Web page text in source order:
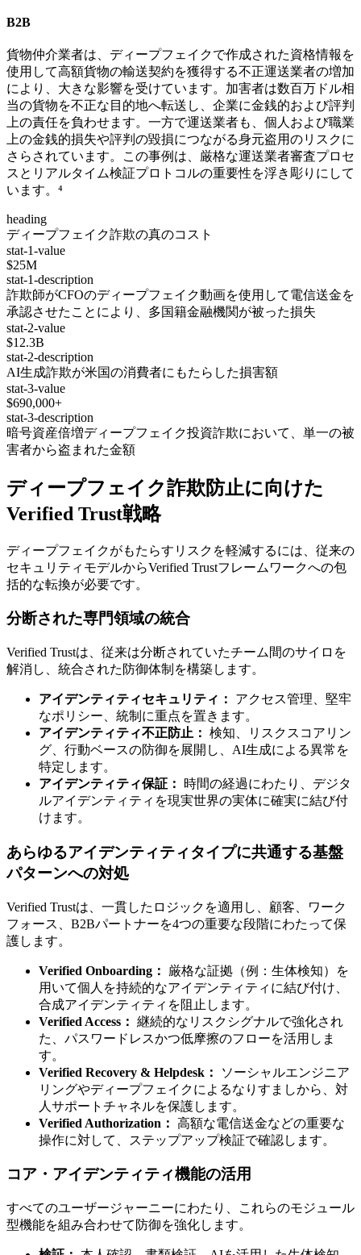
B2B
貨物仲介業者は、ディープフェイクで作成された資格情報を
使用して高額貨物の輸送契約を獲得する不正運送業者の増加
により、大きな影響を受けています。加害者は数百万ドル相
当の貨物を不正な目的地へ転送し、企業に金銭的および評判
上の責任を負わせます。一方で運送業者も、個人および職業
上の金銭的損失や評判の毀損につながる身元盗用のリスクに
さらされています。この事例は、厳格な運送業者審査プロセ
スとリアルタイム検証プロトコルの重要性を浮き彫りにして
います。⁴
heading
ディープフェイク詐欺の真のコスト
stat-1-value
$25M
stat-1-description
詐欺師がCFOのディープフェイク動画を使用して電信送金を
承認させたことにより、多国籍金融機関が被った損失
stat-2-value
$12.3B
stat-2-description
AI生成詐欺が米国の消費者にもたらした損害額
stat-3-value
$690,000+
stat-3-description
暗号資産倍増ディープフェイク投資詐欺において、単一の被
害者から盗まれた金額
ディープフェイク詐欺防止に向けた
Verified Trust戦略
ディープフェイクがもたらすリスクを軽減するには、従来の
セキュリティモデルからVerified Trustフレームワークへの包
括的な転換が必要です。
分断された専門領域の統合
Verified Trustは、従来は分断されていたチーム間のサイロを
解消し、統合された防御体制を構築します。
アイデンティティセキュリティ：
アクセス管理、堅牢
なポリシー、統制に重点を置きます。
アイデンティティ不正防止： 検知、リスクスコアリン
グ、行動ベースの防御を展開し、AI生成による異常を
特定します。
アイデンティティ保証：
時間の経過にわたり、デジタ
ルアイデンティティを現実世界の実体に確実に結び付
けます。
あらゆるアイデンティティタイプに共通する基盤
パターンへの対処
Verified Trustは、一貫したロジックを適用し、顧客、ワーク
フォース、B2Bパートナーを4つの重要な段階にわたって保
護します。
Verified Onboarding：
厳格な証拠（例：生体検知）を
用いて個人を持続的なアイデンティティに結び付け、
合成アイデンティティを阻止します。
Verified Access： 継続的なリスクシグナルで強化され
た、パスワードレスかつ低摩擦のフローを活用しま
す。
Verified Recovery & Helpdesk：
ソーシャルエンジニア
リングやディープフェイクによるなりすましから、対
人サポートチャネルを保護します。
Verified Authorization： 高額な電信送金などの重要な
操作に対して、ステップアップ検証で確認します。
コア・アイデンティティ機能の活用
すべてのユーザージャーニーにわたり、これらのモジュール
型機能を組み合わせて防御を強化します。